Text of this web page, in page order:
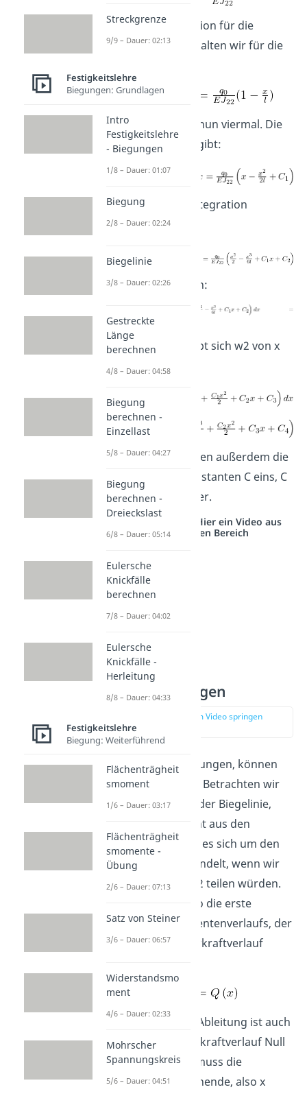
Setzen wir die Funktion für die
Dreieckslast ein, erhalten wir für die
Das integrieren wir nun viermal. Die
erste Integration ergibt:
Nach der zweiten Integration
erhalten wir:
Und nach der dritten:
Und schließlich ergibt sich w2 von x
mit:
Du siehst: wir erhalten außerdem die
vier Integrationskonstanten C eins, C
zwei, C drei und C vier.
Studyflix vernetzt: Hier ein Video aus
einem anderen Bereich
Randbedingungen
zur Stelle im Video springen
Welche Randbedingungen, können
wir jetzt anwenden? Betrachten wir
die dritte Ableitung der Biegelinie,
erkennst du vielleicht aus den
Schnittgrößen, dass es sich um den
Querkraftverlauf handelt, wenn wir
nicht durch E mal J22 teilen würden.
Wir hätten dann also die erste
Ableitung des Momentenverlaufs, der
schließlich den Querkraftverlauf
Das heißt die dritte Ableitung ist auch
Null, wenn der Querkraftverlauf Null
ist. In unserem Fall muss die
Querkraft am Balkenende, also x
Streckgrenze
9/9 – Dauer: 02:13
Festigkeitslehre
Biegungen: Grundlagen
Intro
Festigkeitslehre
- Biegungen
1/8 – Dauer: 01:07
Biegung
2/8 – Dauer: 02:24
Biegelinie
3/8 – Dauer: 02:26
Gestreckte
Länge
berechnen
4/8 – Dauer: 04:58
Biegung
berechnen -
Einzellast
5/8 – Dauer: 04:27
Biegung
berechnen -
Dreieckslast
6/8 – Dauer: 05:14
Eulersche
Knickfälle
berechnen
7/8 – Dauer: 04:02
Eulersche
Knickfälle -
Herleitung
8/8 – Dauer: 04:33
Festigkeitslehre
Biegung: Weiterführend
Flächenträgheit
smoment
1/6 – Dauer: 03:17
Flächenträgheit
smomente -
Übung
2/6 – Dauer: 07:13
Satz von Steiner
3/6 – Dauer: 06:57
Widerstandsmo
ment
4/6 – Dauer: 02:33
Mohrscher
Spannungskreis
5/6 – Dauer: 04:51